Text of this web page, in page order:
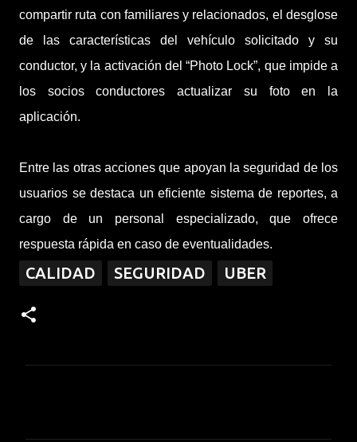
compartir ruta con familiares y relacionados, el desglose
de las características del vehículo solicitado y su
conductor, y la activación del “Photo Lock”, que impide a
los socios conductores actualizar su foto en la
aplicación.
Entre las otras acciones que apoyan la seguridad de los
usuarios se destaca un eficiente sistema de reportes, a
cargo de un personal especializado, que ofrece
respuesta rápida en caso de eventualidades.
CALIDAD SEGURIDAD UBER